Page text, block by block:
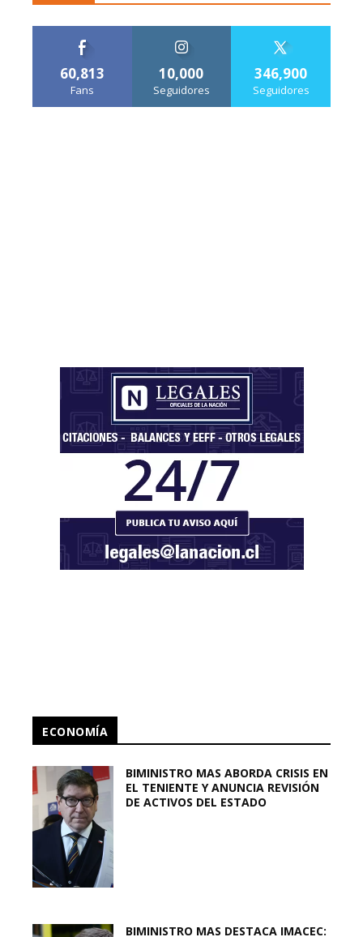
60,813
Fans
10,000
Seguidores
346,900
Seguidores
ECONOMÍA
BIMINISTRO MAS ABORDA CRISIS EN
EL TENIENTE Y ANUNCIA REVISIÓN
DE ACTIVOS DEL ESTADO
BIMINISTRO MAS DESTACA IMACEC: